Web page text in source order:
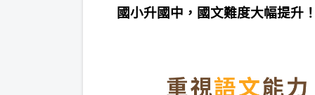
國小升國中，國文難度大幅提升